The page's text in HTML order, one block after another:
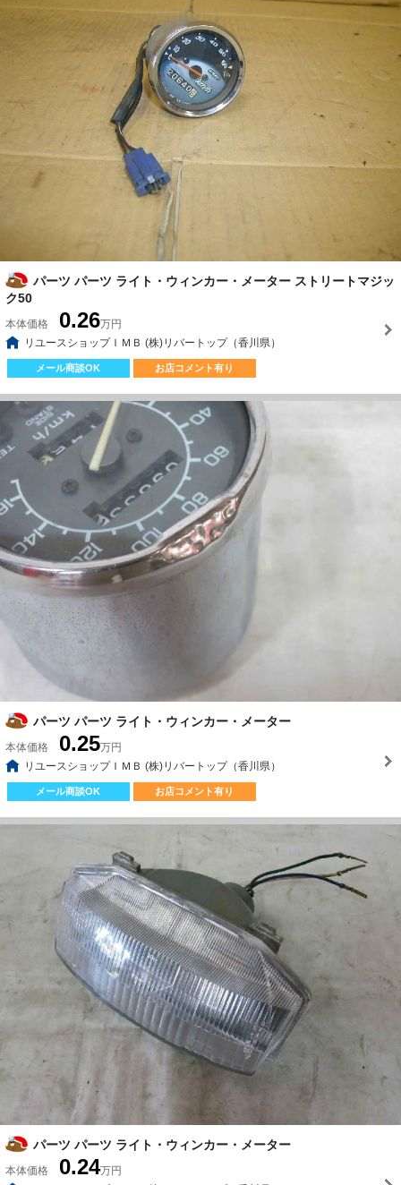
パーツ パーツ ライト・ウィンカー・メーター ストリートマジッ
ク50
本体価格 0.26万円
リユースショップＩＭＢ (株)リバートップ（香川県）
メール商談OK お店コメント有り
パーツ パーツ ライト・ウィンカー・メーター
本体価格 0.25万円
リユースショップＩＭＢ (株)リバートップ（香川県）
メール商談OK お店コメント有り
パーツ パーツ ライト・ウィンカー・メーター
本体価格 0.24万円